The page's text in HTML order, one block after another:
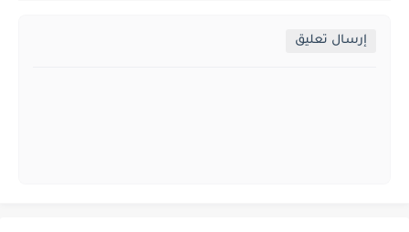
إرسال تعليق